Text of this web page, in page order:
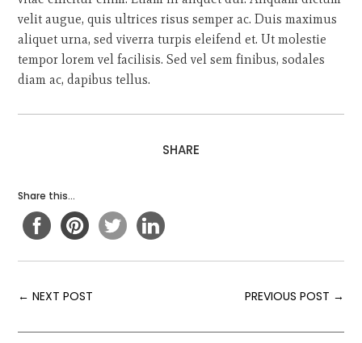
velit augue, quis ultrices risus semper ac. Duis maximus
aliquet urna, sed viverra turpis eleifend et. Ut molestie
tempor lorem vel facilisis. Sed vel sem finibus, sodales
diam ac, dapibus tellus.
SHARE
Share this...
←NEXT POST PREVIOUS POST →